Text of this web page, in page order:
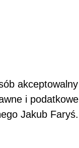
akceptowalny
i podatkowe
Jakub Faryś.